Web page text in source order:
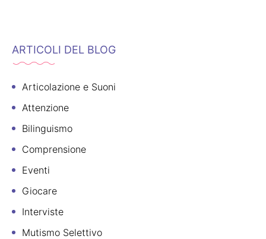
ARTICOLI DEL BLOG
Articolazione e Suoni
Attenzione
Bilinguismo
Comprensione
Eventi
Giocare
Interviste
Mutismo Selettivo